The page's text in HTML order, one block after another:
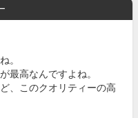
。
最高なんですよね。
、このクオリティーの高